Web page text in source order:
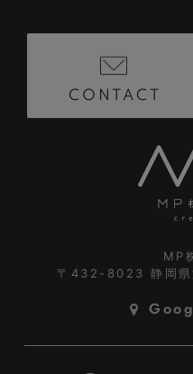
CONTACT
MP
〒432-8023静岡